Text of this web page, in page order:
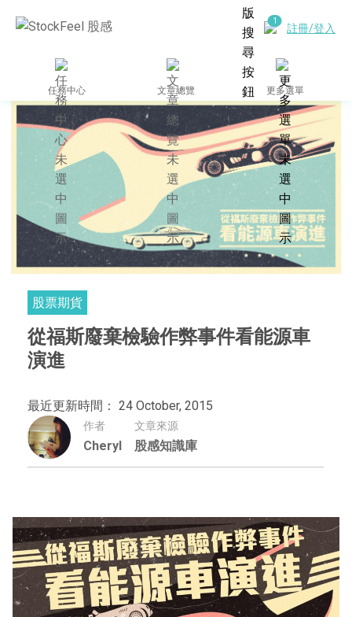
註冊/登入
任務中心 文章總覽 更多選單
股票期貨
從福斯廢棄檢驗作弊事件看能源車
演進
最近更新時間： 24 October, 2015
作者
Cheryl
文章來源
股感知識庫